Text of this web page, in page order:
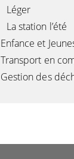
Léger
La station l’été
Enfance et
Transport en
Gestion des